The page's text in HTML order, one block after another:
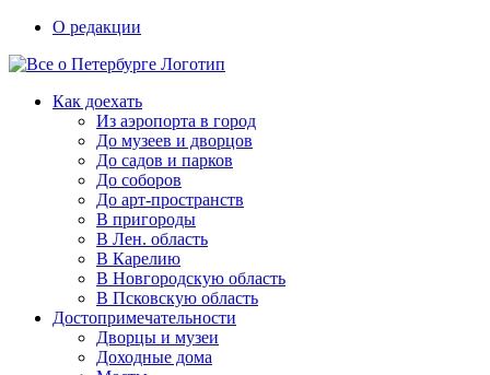
Skip
content
О редакции
Как доехать
Из аэропорта в город
До музеев и дворцов
До садов и парков
До соборов
До арт-пространств
В пригороды
В Лен. область
В Карелию
В Новгородскую область
В Псковскую область
Достопримечательности
Дворцы и музеи
Доходные дома